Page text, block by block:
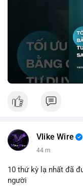
kỳ phát triển nhanh
và tốc độ là yếu tố
🎥 Xem video trực
Nguồn: VIETSUCCESS
Vlike Wire
44 m
10 thứ kỳ lạ nhất đã
người